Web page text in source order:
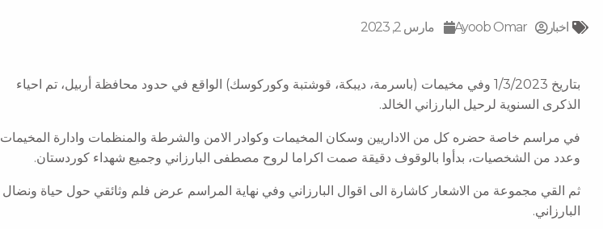
اخبار Ayoob Omar مارس 2, 2023
بتاريخ 1/3/2023 وفي مخيمات (باسرمة، ديبكة، قوشتبة وكوركوسك) الواقع في حدود محافظة أربيل، تم احياء
الذكرى السنوية لرحيل البارزاني الخالد.
في مراسم خاصة حضره كل من الاداريين وسكان المخيمات وكوادر الامن والشرطة والمنظمات وادارة المخيمات
وعدد من الشخصيات، بدأوا بالوقوف دقيقة صمت اكراما لروح مصطفى البارزاني وجميع شهداء كوردستان.
ثم القي مجموعة من الاشعار كاشارة الى اقوال البارزاني وفي نهاية المراسم عرض فلم وثائقي حول حياة ونضال
البارزاني.